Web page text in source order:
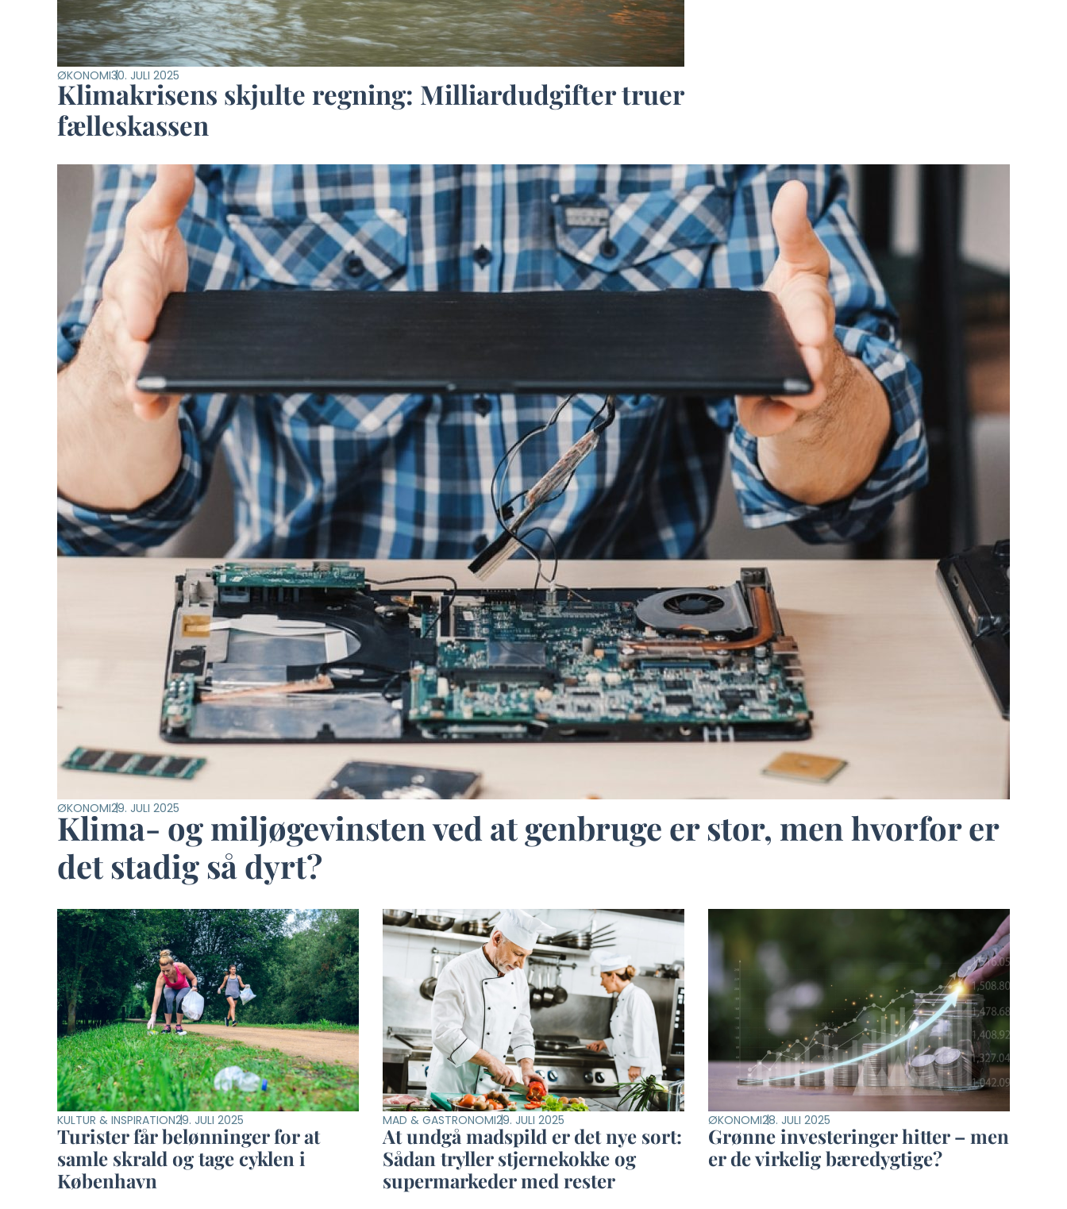
ØKONOMI30. JULI 2025
Klimakrisens skjulte regning: Milliardudgifter truer
fælleskassen
ØKONOMI29. JULI 2025
Klima- og miljøgevinsten ved at genbruge er stor, men hvorfor er
det stadig så dyrt?
KULTUR & INSPIRATION29. JULI 2025
Turister får belønninger for at
samle skrald og tage cyklen i
København
MAD & GASTRONOMI29. JULI 2025
At undgå madspild er det nye sort:
Sådan tryller stjernekokke og
supermarkeder med rester
ØKONOMI28. JULI 2025
Grønne investeringer hitter – men
er de virkelig bæredygtige?